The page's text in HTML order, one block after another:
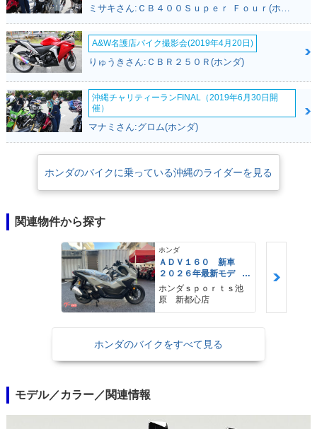
A&W名護店バイク撮影会(2019年4月20日)
りゅうきさん:ＣＢＲ２５０Ｒ(ホンダ)
沖縄チャリティーランFINAL（2019年6月30日開
催）
マナミさん:グロム(ホンダ)
ホンダのバイクに乗っている沖縄のライダーを見る
関連物件から探す
ホンダ
ＡＤＶ１６０ 新車
２０２６年最新モデ
ル パールスモーキー
グレー スマートキ
ー ２９Ｌメットイ
ホンダｓｐｏｒｔｓ池
原 新都心店
ホンダのバイクをすべて見る
モデル／カラー／関連情報